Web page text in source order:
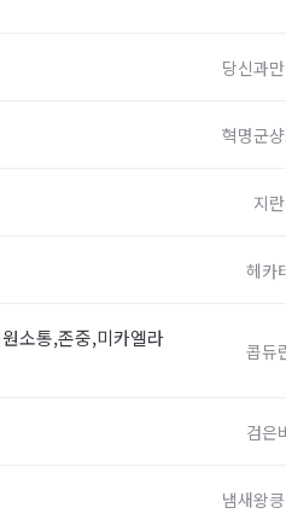
당신과
혁명군
지란
헤카
통,존중,미카엘라
콥듀
검은
냄새왕